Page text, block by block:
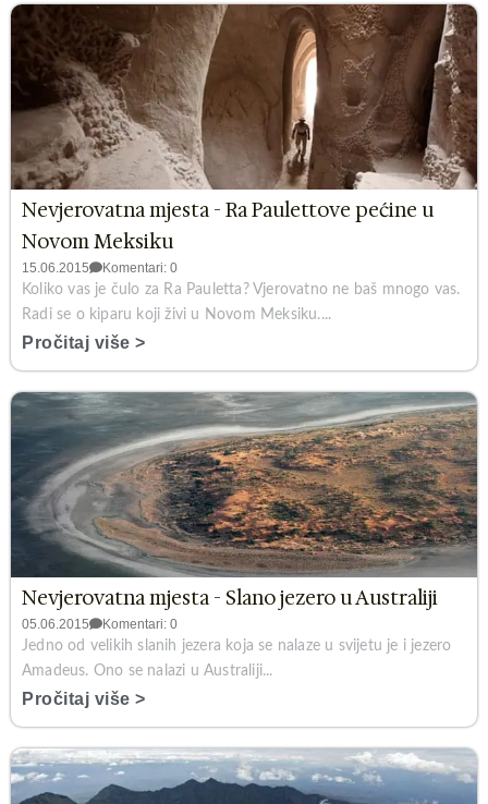
Nevjerovatna mjesta - Ra Paulettove pećine u
Novom Meksiku
15.06.2015
Komentari: 0
Koliko vas je čulo za Ra Pauletta? Vjerovatno ne baš mnogo vas.
Radi se o kiparu koji živi u Novom Meksiku....
Pročitaj više >
Nevjerovatna mjesta - Slano jezero u Australiji
05.06.2015
Komentari: 0
Jedno od velikih slanih jezera koja se nalaze u svijetu je i jezero
Amadeus. Ono se nalazi u Australiji...
Pročitaj više >